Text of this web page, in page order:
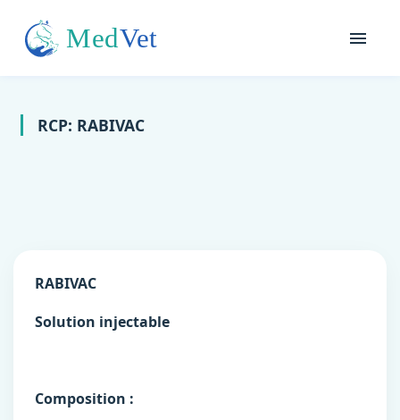
RCP: RABIVAC
RABIVAC
Solution injectable
Composition :